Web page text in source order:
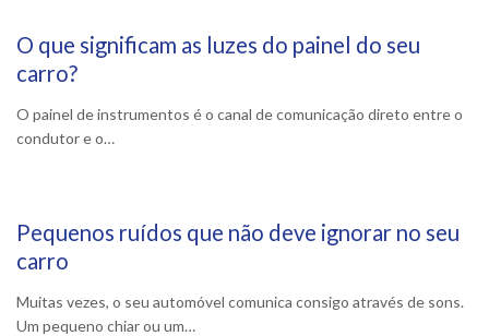
14 Maio, 2026
O que significam as luzes do painel do seu
carro?
O painel de instrumentos é o canal de comunicação direto entre o
condutor e o…
21 Abril, 2026
Pequenos ruídos que não deve ignorar no seu
carro
Muitas vezes, o seu automóvel comunica consigo através de sons.
Um pequeno chiar ou um…